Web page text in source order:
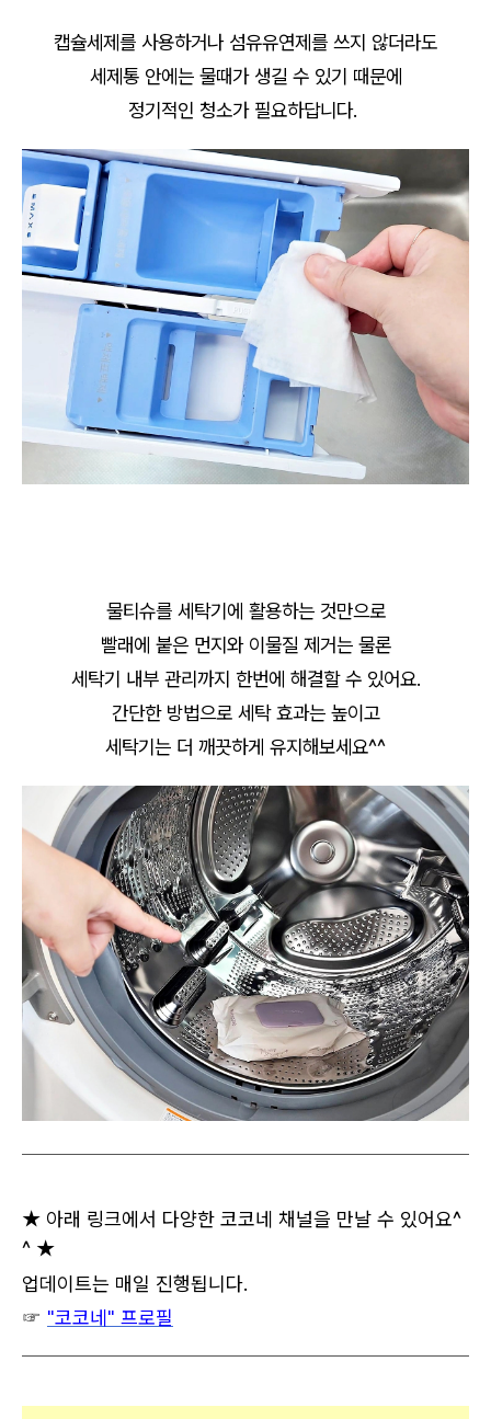
캡슐세제를 사용하거나 섬유유연제를 쓰지 않더라도
세제통 안에는 물때가 생길 수 있기 때문에
정기적인 청소가 필요하답니다.
물티슈를 세탁기에 활용하는 것만으로
빨래에 붙은 먼지와 이물질 제거는 물론
세탁기 내부 관리까지 한번에 해결할 수 있어요.
간단한 방법으로 세탁 효과는 높이고
세탁기는 더 깨끗하게 유지해보세요^^
★ 아래 링크에서 다양한 코코네 채널을 만날 수 있어요^
^ ★
업데이트는 매일 진행됩니다.
☞ "코코네" 프로필